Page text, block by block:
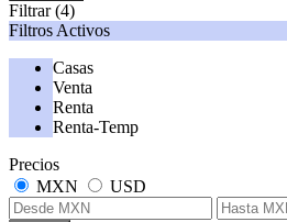
Filtrar (4)
Filtros Activos
Casas
Venta
Renta
Renta-Temp
Precios
MXN
USD